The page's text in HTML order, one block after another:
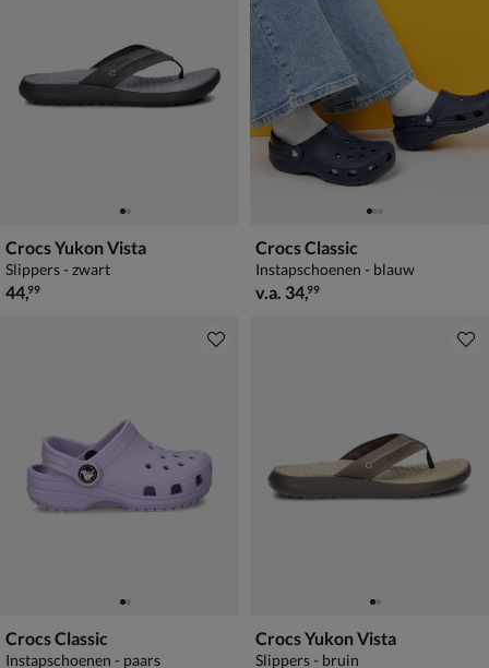
Crocs Yukon Vista
Slippers - zwart
€ 44,99
44,99
Crocs Classic
Instapschoenen - blauw
vanaf € 34,99
v.a. 34,99
Crocs Classic
Instapschoenen - paars
Crocs Yukon Vista
Slippers - bruin